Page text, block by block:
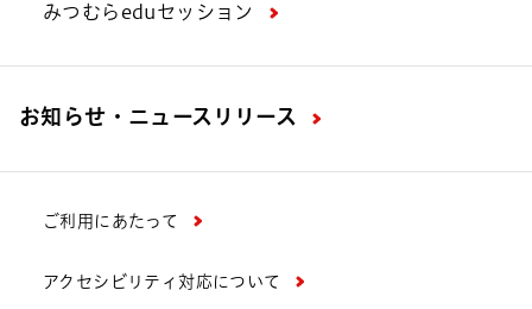
みつむらeduセッション
お知らせ・ニュースリリース
ご利用にあたって
アクセシビリティ対応について